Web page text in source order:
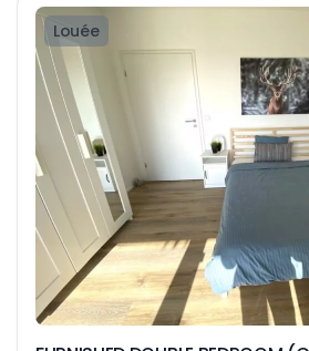
Louée